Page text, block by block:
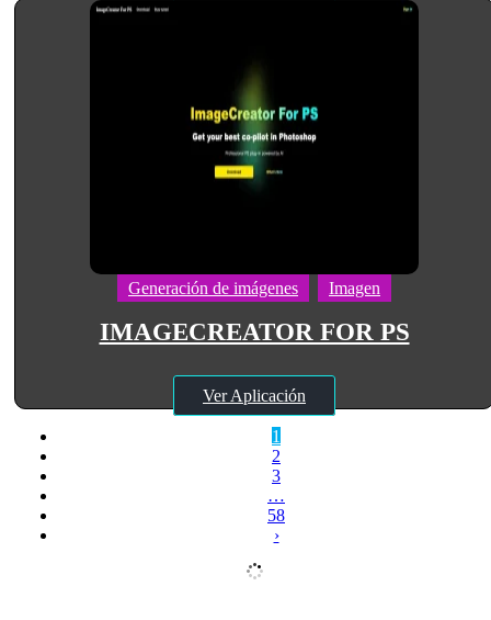
Generación de imágenes Imagen
IMAGECREATOR FOR PS
Ver Aplicación
1
2
3
…
58
›